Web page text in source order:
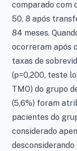
comparado com
50, 8 após
84 meses.
ocorreram após
taxas de
(p=0,200, teste
TMO) do grupo
(5,6%) foram
pacientes do
considerado